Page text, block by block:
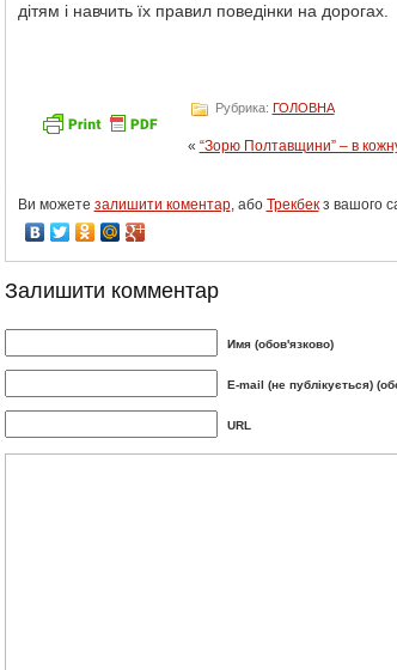
дітям і навчить їх правил поведінки на дорогах.
Рубрика: ГОЛОВНА
« “Зорю Полтавщини” – в
Ви можете залишити коментар, або Трекбекз вашого
Залишити комментар
Имя (обов'язково)
E-mail (не публікується)
URL